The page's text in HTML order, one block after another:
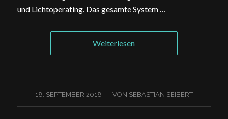
und Lichtoperating. Das gesamte System …
Weiterlesen
18. SEPTEMBER 2018
/ VON SEBASTIAN SEIBERT